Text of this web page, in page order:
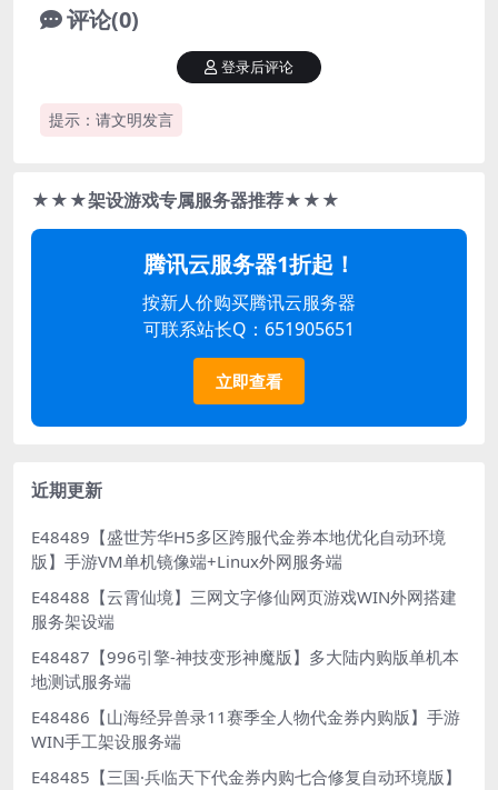
评论(0)
提示：请文明发言
登录后评论
★★★架设游戏专属服务器推荐★★★
腾讯云服务器1折起！
按新人价购买腾讯云服务器
可联系站长Q：651905651
立即查看
近期更新
E48489【盛世芳华H5多区跨服代金券本地优化自动环境
版】手游VM单机镜像端+Linux外网服务端
E48488【云霄仙境】三网文字修仙网页游戏WIN外网搭建
服务架设端
E48487【996引擎-神技变形神魔版】多大陆内购版单机本
地测试服务端
E48486【山海经异兽录11赛季全人物代金券内购版】手游
WIN手工架设服务端
E48485【三国·兵临天下代金券内购七合修复自动环境版】